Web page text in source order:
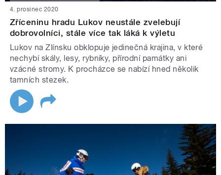
4. prosinec 2020
Zříceninu hradu Lukov neustále zvelebují
dobrovolníci, stále více tak láká k výletu
Lukov na Zlínsku obklopuje jedinečná krajina, v které
nechybí skály, lesy, rybníky, přírodní památky ani
vzácné stromy. K procházce se nabízí hned několik
tamních stezek.